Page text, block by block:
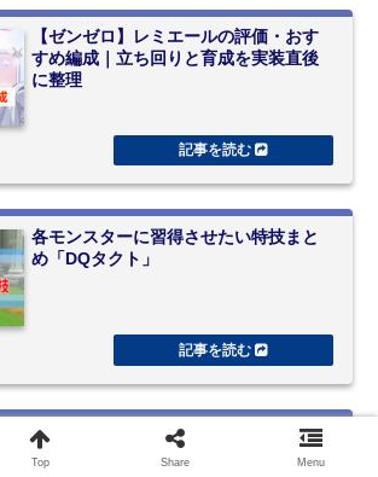
【ゼンゼロ】レミエールの評価・おす
すめ編成｜立ち回りと育成を実装直後
に整理
各モンスターに習得させたい特技まと
め「DQタクト」
【エンドフィールド】オクギのおすす
め編成と立ち回り｜知性・意志ビルド
Top Share Menu